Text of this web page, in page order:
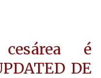
é
DE